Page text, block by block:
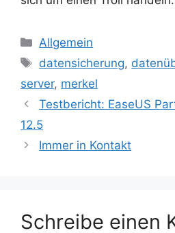
Kategorien
Allgemein
Schlagwörter
datensicherung,
server, merkel
Beitrags-
Navigation
Testbericht: EaseUS
12.5
Immer in Kontakt
Schreibe einen